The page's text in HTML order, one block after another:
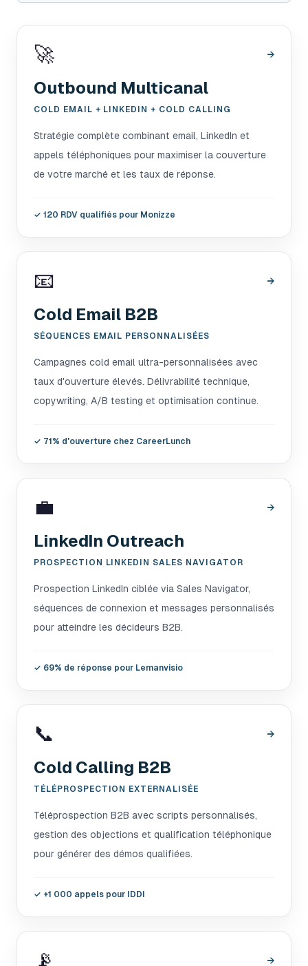
🚀 →
Outbound Multicanal
COLD EMAIL + LINKEDIN + COLD CALLING
Stratégie complète combinant email, LinkedIn et
appels téléphoniques pour maximiser la couverture
de votre marché et les taux de réponse.
✓ 120 RDV qualifiés pour Monizze
📧 →
Cold Email B2B
SÉQUENCES EMAIL PERSONNALISÉES
Campagnes cold email ultra-personnalisées avec
taux d'ouverture élevés. Délivrabilité technique,
copywriting, A/B testing et optimisation continue.
✓ 71% d'ouverture chez CareerLunch
💼 →
LinkedIn Outreach
PROSPECTION LINKEDIN SALES NAVIGATOR
Prospection LinkedIn ciblée via Sales Navigator,
séquences de connexion et messages personnalisés
pour atteindre les décideurs B2B.
✓ 69% de réponse pour Lemanvisio
📞 →
Cold Calling B2B
TÉLÉPROSPECTION EXTERNALISÉE
Téléprospection B2B avec scripts personnalisés,
gestion des objections et qualification téléphonique
pour générer des démos qualifiées.
✓ +1 000 appels pour IDDI
📡 →